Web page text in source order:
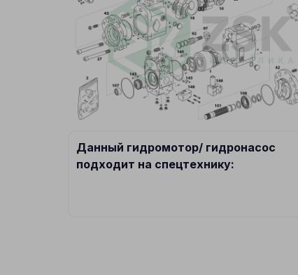
Данный гидромотор/ гидронасос
подходит на спецтехнику: